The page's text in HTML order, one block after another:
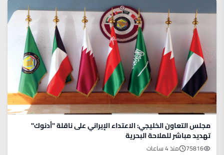
مجلس التعاون الخليجي: الاعتداء الإيراني على ناقلة "أدنوك"
تهديد مباشر للملاحة البحرية
75816 منذ 4 ساعات